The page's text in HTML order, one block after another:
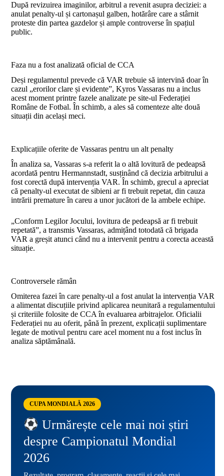
După revizuirea imaginilor, arbitrul a revenit asupra deciziei: a
anulat penalty-ul și cartonașul galben, hotărâre care a stârnit
proteste din partea gazdelor și ample controverse în spațiul
public.
Faza nu a fost analizată oficial de CCA
Deși regulamentul prevede că VAR trebuie să intervină doar în
cazul „erorilor clare și evidente”, Kyros Vassaras nu a inclus
acest moment printre fazele analizate pe site-ul Federației
Române de Fotbal. În schimb, a ales să comenteze alte două
situații din același meci.
Explicațiile oferite de Vassaras pentru un alt penalty
În analiza sa, Vassaras s-a referit la o altă lovitură de pedeapsă
acordată pentru Hermannstadt, susținând că decizia arbitrului a
fost corectă după intervenția VAR. În schimb, grecul a apreciat
că penalty-ul executat de sibieni ar fi trebuit repetat, din cauza
intrării premature în careu a unor jucători de la ambele echipe.
„Conform Legilor Jocului, lovitura de pedeapsă ar fi trebuit
repetată”, a transmis Vassaras, admițând totodată că brigada
VAR a greșit atunci când nu a intervenit pentru a corecta această
situație.
Controversele rămân
Omiterea fazei în care penalty-ul a fost anulat la intervenția VAR
a alimentat discuțiile privind aplicarea neunitară a regulamentului
și criteriile folosite de CCA în evaluarea arbitrajelor. Oficialii
Federației nu au oferit, până în prezent, explicații suplimentare
legate de motivul pentru care acel moment nu a fost inclus în
analiza săptămânală.
CUPA MONDIALĂ 2026
Urmărește cele mai noi știri
despre Campionatul Mondial
2026